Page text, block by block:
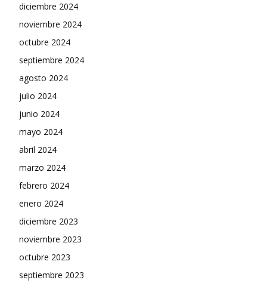
diciembre 2024
noviembre 2024
octubre 2024
septiembre 2024
agosto 2024
julio 2024
junio 2024
mayo 2024
abril 2024
marzo 2024
febrero 2024
enero 2024
diciembre 2023
noviembre 2023
octubre 2023
septiembre 2023